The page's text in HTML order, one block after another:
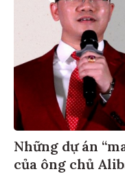
Những dự án
của ông chủ